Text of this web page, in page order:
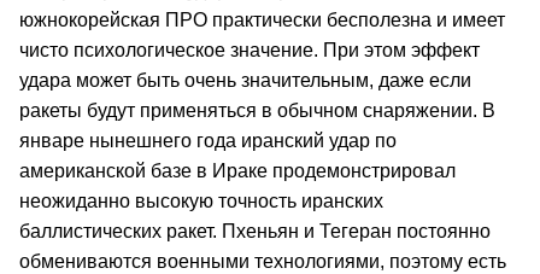
южнокорейская ПРО практически бесполезна и имеет
чисто психологическое значение. При этом эффект
удара может быть очень значительным, даже если
ракеты будут применяться в обычном снаряжении. В
январе нынешнего года иранский удар по
американской базе в Ираке продемонстрировал
неожиданно высокую точность иранских
баллистических ракет. Пхеньян и Тегеран постоянно
обмениваются военными технологиями, поэтому есть